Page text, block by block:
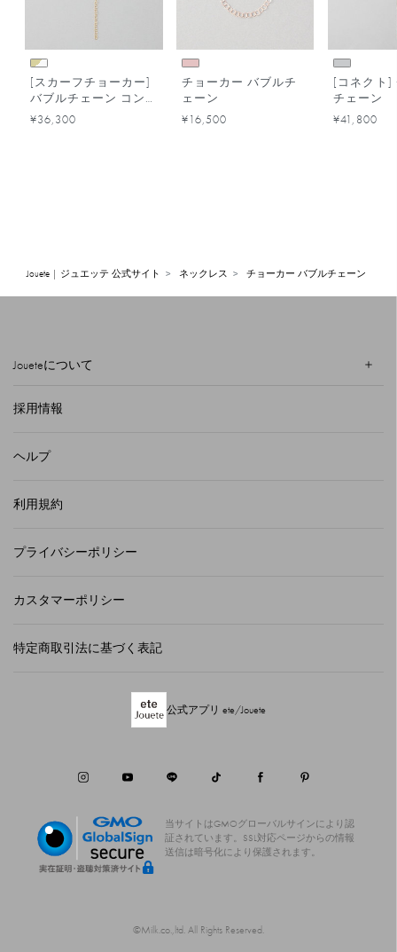
[スカーフチョーカー]
バブルチェーン コン
ビカラー
¥36,300
チョーカー バブルチ
ェーン
¥16,500
[コネクト]
チェーン
¥41,800
Jouete | ジュエッテ 公式サイト ネックレス チョーカー バブルチェーン
Joueteについて
採用情報
ヘルプ
利用規約
プライバシーポリシー
カスタマーポリシー
特定商取引法に基づく表記
公式アプリ ete/Jouete
当サイトはGMOグローバルサインにより認
証されています。
SSL対応ページからの情報
送信は暗号化により保護されます。
©Milk.co.,ltd. All Rights Reserved.